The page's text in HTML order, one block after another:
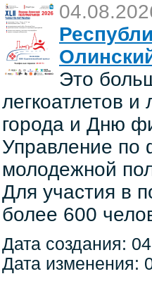
Это
легкоатлетов
города и Дню
Управление по
молодежной
Для участия в
более 600
Дата создания:
Дата изменения: